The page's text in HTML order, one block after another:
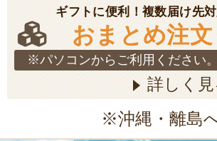
ギフトに便利！複数届け先
おまとめ注文
※パソコンからご利用ください。
詳しく見
※沖縄・離島